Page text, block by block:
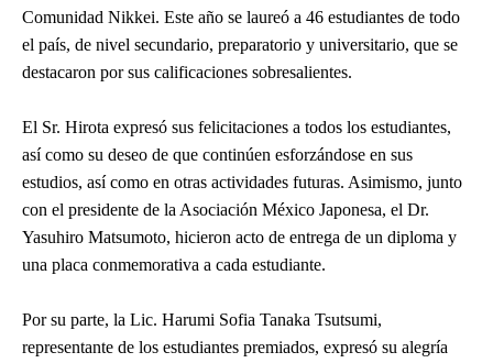
Comunidad Nikkei. Este año se laureó a 46 estudiantes de todo
el país, de nivel secundario, preparatorio y universitario, que se
destacaron por sus calificaciones sobresalientes.
El Sr. Hirota expresó sus felicitaciones a todos los estudiantes,
así como su deseo de que continúen esforzándose en sus
estudios, así como en otras actividades futuras. Asimismo, junto
con el presidente de la Asociación México Japonesa, el Dr.
Yasuhiro Matsumoto, hicieron acto de entrega de un diploma y
una placa conmemorativa a cada estudiante.
Por su parte, la Lic. Harumi Sofia Tanaka Tsutsumi,
representante de los estudiantes premiados, expresó su alegría